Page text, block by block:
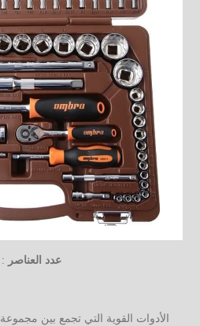
عدد العناصر : 94
الأدوات القوية التي تجمع بين مجموعة